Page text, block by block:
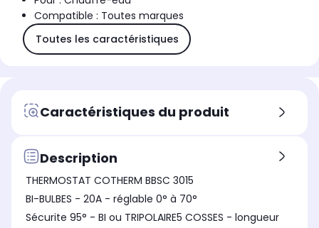
Compatible : Toutes marques
Toutes les caractéristiques
Caractéristiques du produit
Description
THERMOSTAT COTHERM BBSC 3015
BI-BULBES - 20A - réglable 0° à 70°
Sécurite 95° - BI ou TRIPOLAIRE5 COSSES - longueur